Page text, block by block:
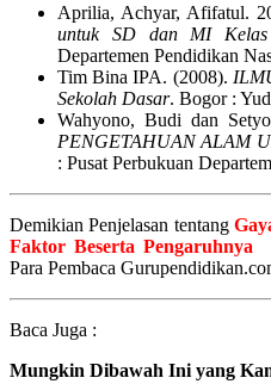
Aprilia, Achyar, Afifatul.
untuk SD dan MI
Departemen Pendidikan
Tim Bina IPA. (2008).
Sekolah Dasar. Bogor :
Wahyono, Budi dan
PENGETAHUAN ALAM
: Pusat Perbukuan
Demikian Penjelasan tentang
Faktor Beserta Pengaruhnya
Para Pembaca
Baca Juga :
Mungkin Dibawah Ini yang